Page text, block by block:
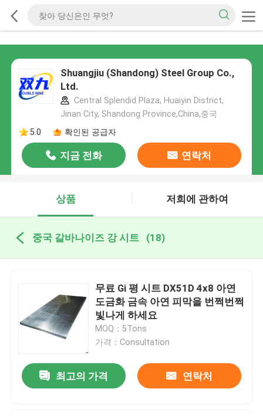
Shuangjiu (Shandong) Steel Group Co.,
Ltd.
Central Splendid Plaza, Huaiyin District,
Jinan City, Shandong Province,China,중국
5.0
확인된 공급자
지금 전화 연락처
상품 저희에 관하여
중국 갈바나이즈 강 시트 (18)
무료 Gi 평 시트 DX51D 4x8 아연
도금화 금속 아연 피막을 번쩍번쩍
빛나게 하세요
MOQ：5Tons
가격：Consultation
최고의 가격 연락처